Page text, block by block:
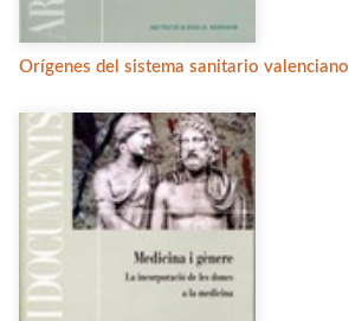
Orígenes del sistema sanitario valenciano